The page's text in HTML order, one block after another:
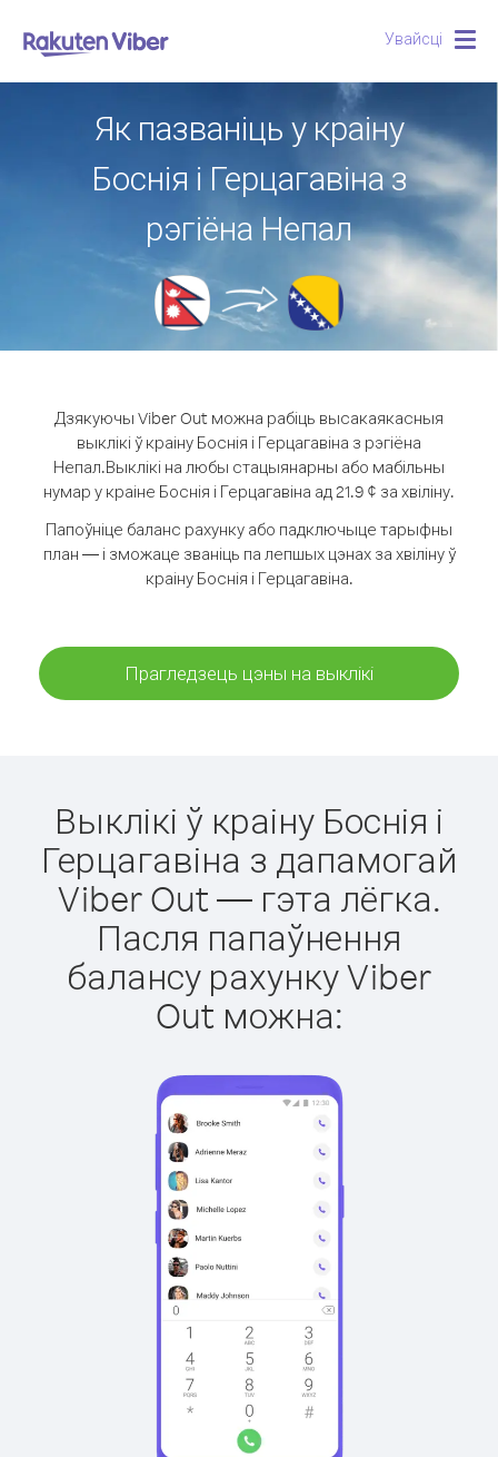
Увайсці
Як пазваніць у краіну
Боснія і Герцагавіна з
рэгіёна Непал
Дзякуючы Viber Out можна рабіць высакаякасныя
выклікі ў краіну Боснія і Герцагавіна з рэгіёна
Непал.Выклікі на любы стацыянарны або мабільны
нумар у краіне Боснія і Герцагавіна ад 21.9 ¢ за хвіліну.
Папоўніце баланс рахунку або падключыце тарыфны
план — і зможаце званіць па лепшых цэнах за хвіліну ў
краіну Боснія і Герцагавіна.
Прагледзець цэны на выклікі
Выклікі ў краіну Боснія і
Герцагавіна з дапамогай
Viber Out — гэта лёгка.
Пасля папаўнення
балансу рахунку Viber
Out можна: